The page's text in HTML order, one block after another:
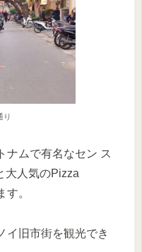
り
ナムで有名なセン ス
大人気のPizza
。
イ旧市街を観光でき